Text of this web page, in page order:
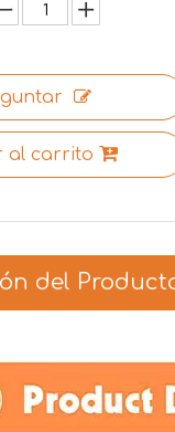
al carrito
del